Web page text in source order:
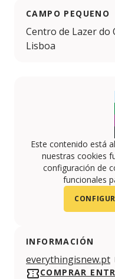
CAMPO PEQUENO
Centro de Lazer do
Lisboa
Este contenido está
nuestras cookies
configuración de
funcionales
INFORMACIÓN
everythingisnew.pt
COMPRAR